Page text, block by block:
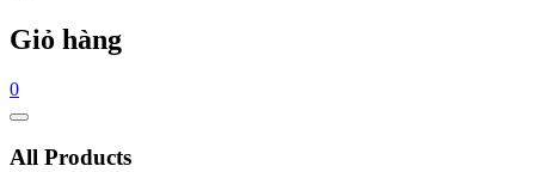
Giỏ hàng
0
Catalog
All Products